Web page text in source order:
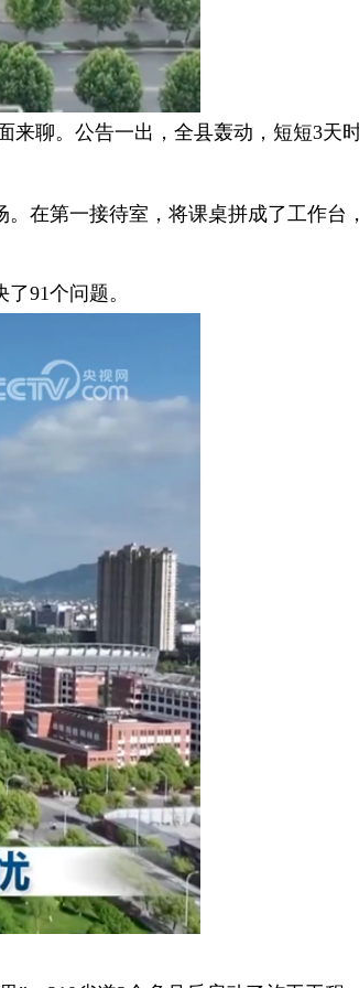
来聊。公告一出，全县轰动，短短3天
在第一接待室，将课桌拼成了工作台
91个问题。